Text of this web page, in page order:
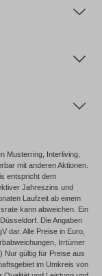
Musterring, Interliving,
mit anderen Aktionen.
entspricht dem
Jahreszins und
Laufzeit ab einem
kann abweichen. Ein
Die Angaben
dar. Alle Preise in Euro,
Irrtümer
Nur gültig für Preise aus
im Umkreis von